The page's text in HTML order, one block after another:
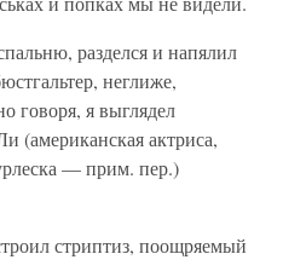
разделся и напялил
неглиже,
говоря, я выглядел
(американская актриса,
— прим. пер.)
стриптиз, поощряемый